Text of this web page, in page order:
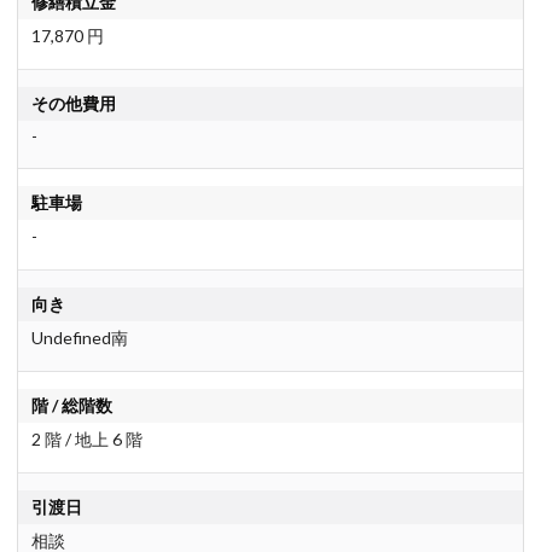
17,870 円
その他費用
-
駐車場
-
向き
Undefined南
階 / 総階数
2 階 / 地上 6 階
引渡日
相談